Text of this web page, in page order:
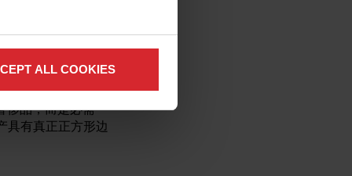
ALL COOKIES
可能是航空航天部
侈品，而是必需
具有真正正方形边